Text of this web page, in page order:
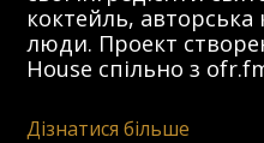
коктейль, авторська
люди. Проект
House спільно з
Дізнатися більше